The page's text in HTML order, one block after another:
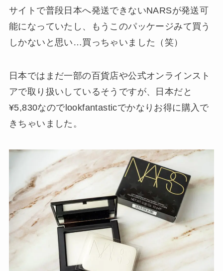
サイトで普段日本へ発送できないNARSが発送可
能になっていたし、もうこのパッケージみて買う
しかないと思い…買っちゃいました（笑）
日本ではまだ一部の百貨店や公式オンラインスト
アで取り扱いしているそうですが、日本だと
¥5,830なのでlookfantasticでかなりお得に購入で
きちゃいました。